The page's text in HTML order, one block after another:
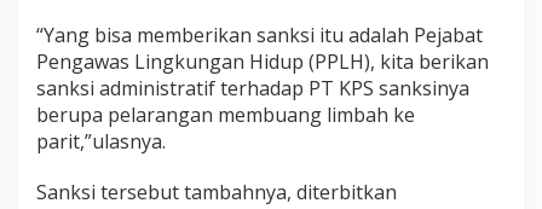
“Yang bisa memberikan sanksi itu adalah Pejabat
Pengawas Lingkungan Hidup (PPLH), kita berikan
sanksi administratif terhadap PT KPS sanksinya
berupa pelarangan membuang limbah ke
parit,”ulasnya.
Sanksi tersebut tambahnya, diterbitkan